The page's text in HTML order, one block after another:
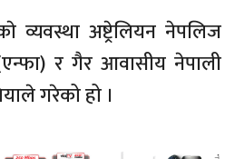
व्यवस्था अष्ट्रेलियन नेपलिज
र गैर आवासीय नेपाली
गरेको हो ।